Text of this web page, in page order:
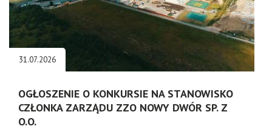
31.07.2026
OGŁOSZENIE O KONKURSIE NA STANOWISKO
CZŁONKA ZARZĄDU ZZO NOWY DWÓR SP. Z
O.O.